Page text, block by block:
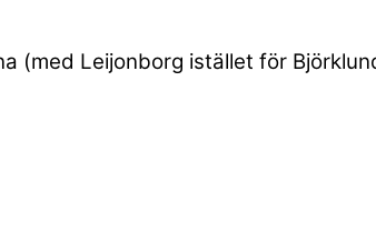
(med Leijonborg istället för